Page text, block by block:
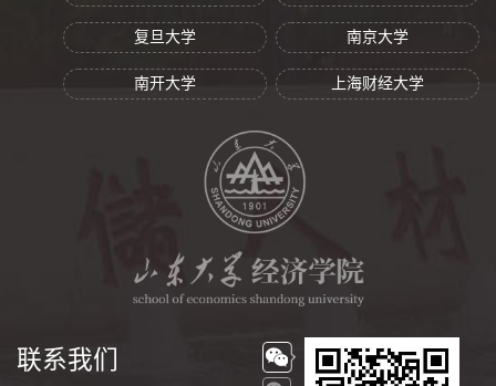
复旦大学 南京大学
南开大学 上海财经大学
联系我们